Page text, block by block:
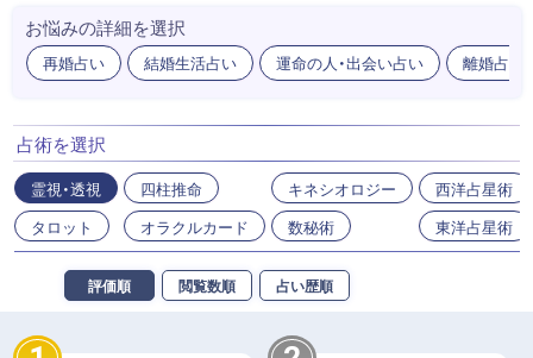
お悩みの詳細を選択
再婚占い 結婚生活占い 運命の人・出会い占い 離婚占い
占術を選択
霊視・透視
タロット
四柱推命
オラクルカード
キネシオロジー
数秘術
西洋占星術
東洋占星術
評価順 閲覧数順 占い歴順